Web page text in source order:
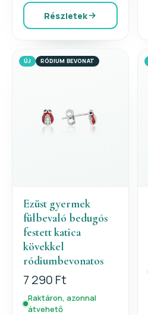
Részletek
ÚJ RÓDIUM BEVONAT
Ezüst gyermek
fülbevaló bedugós
festett katica
kövekkel
ródiumbevonatos
7 290 Ft
Raktáron, azonnal
átvehető